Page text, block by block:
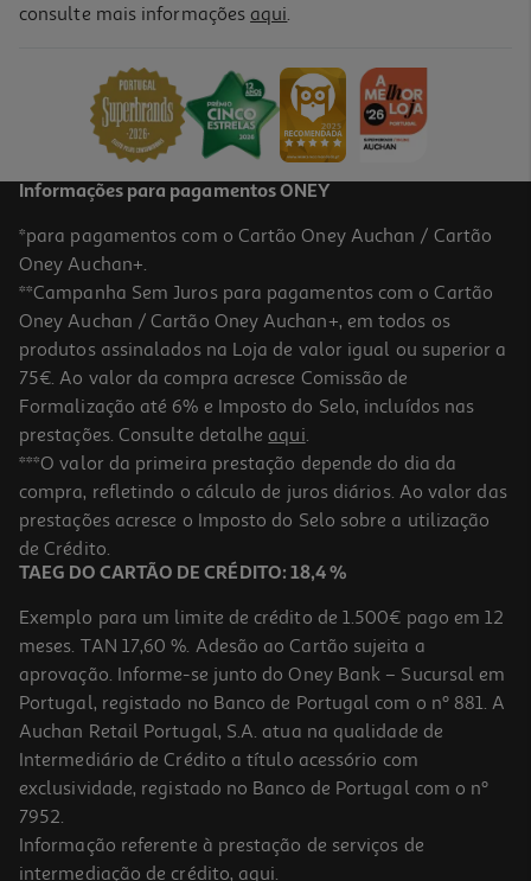
consulte mais informações aqui.
Informações para pagamentos ONEY
*para pagamentos com o Cartão Oney Auchan / Cartão
Oney Auchan+.
**Campanha Sem Juros para pagamentos com o Cartão
Oney Auchan / Cartão Oney Auchan+, em todos os
produtos assinalados na Loja de valor igual ou superior a
75€. Ao valor da compra acresce Comissão de
Formalização até 6% e Imposto do Selo, incluídos nas
prestações. Consulte detalhe aqui.
***O valor da primeira prestação depende do dia da
compra, refletindo o cálculo de juros diários. Ao valor das
prestações acresce o Imposto do Selo sobre a utilização
de Crédito.
TAEG DO CARTÃO DE CRÉDITO: 18,4 %
Exemplo para um limite de crédito de 1.500€ pago em 12
meses. TAN 17,60 %. Adesão ao Cartão sujeita a
aprovação. Informe-se junto do Oney Bank – Sucursal em
Portugal, registado no Banco de Portugal com o nº 881. A
Auchan Retail Portugal, S.A. atua na qualidade de
Intermediário de Crédito a título acessório com
exclusividade, registado no Banco de Portugal com o nº
7952.
Informação referente à prestação de serviços de
intermediação de crédito, aqui.